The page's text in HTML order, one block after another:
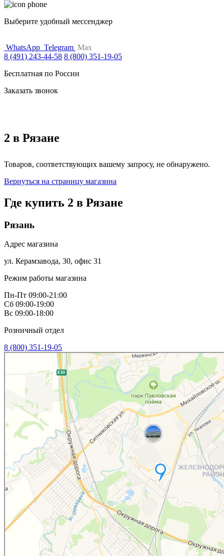
Выберите удобный мессенджер
WhatsApp Telegram Max
8 (491) 243-44-58 8 (800) 351-19-05
Бесплатная по России
Заказать звонок
2 в Рязане
Товаров, соответствующих вашему запросу, не обнаружено.
Вернуться на страницу магазина
Где купить 2 в Рязане
Рязань
Адрес магазина
ул. Керамзавода, 30, офис 31
Режим работы магазина
Пн-Пт 09:00-21:00
Сб 09:00-19:00
Вс 09:00-18:00
Розничный отдел
8 (800) 351-19-05